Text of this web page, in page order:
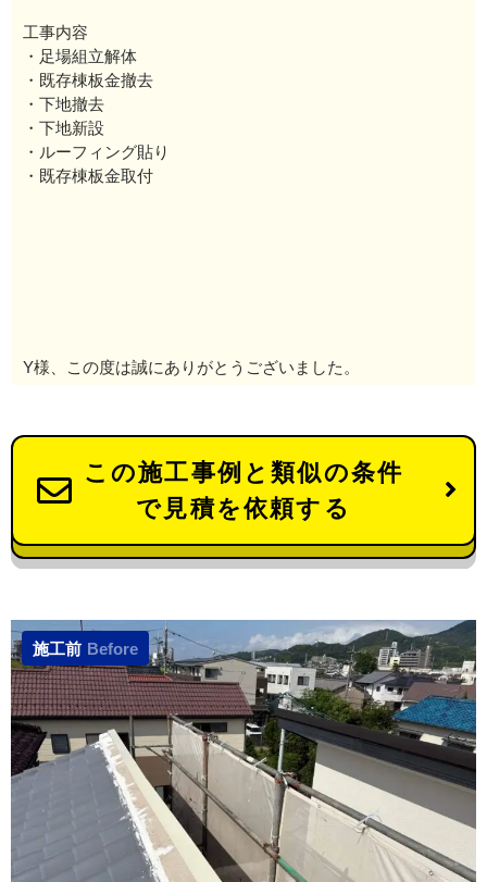
工事内容
・足場組立解体
・既存棟板金撤去
・下地撤去
・下地新設
・ルーフィング貼り
・既存棟板金取付
Y様、この度は誠にありがとうございました。
この施工事例と類似の条件
で見積を依頼する
施工前 Before